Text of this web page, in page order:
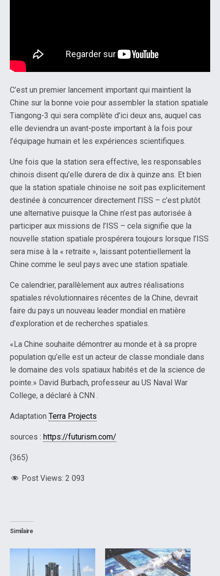
C’est un premier lancement important qui maintient la
Chine sur la bonne voie pour assembler la station spatiale
Tiangong-3 qui sera complète d’ici deux ans, auquel cas
elle deviendra un avant-poste important à la fois pour
l’équipage humain et les expériences scientifiques.
Une fois que la station sera effective, les responsables
chinois disent qu’elle durera de dix à quinze ans. Et bien
que la station spatiale chinoise ne soit pas explicitement
destinée à concurrencer directement l’ISS – c’est plutôt
une alternative puisque la Chine n’est pas autorisée à
participer aux missions de l’ISS – cela signifie que la
nouvelle station spatiale prospérera toujours lorsque l’ISS
sera mise à la « retraite », laissant potentiellement la
Chine comme le seul pays avec une station spatiale.
Ce calendrier, parallèlement aux autres réalisations
spatiales révolutionnaires récentes de la Chine, devrait
faire du pays un nouveau leader mondial en matière
d’exploration et de recherches spatiales.
«La Chine souhaite démontrer au monde et à sa propre
population qu’elle est un acteur de classe mondiale dans
le domaine des vols spatiaux habités et de la science de
pointe.» David Burbach, professeur au US Naval War
College, a déclaré à CNN .
Adaptation Terra Projects
sources : https://futurism.com/
(365)
Post Views: 2 093
Similaire